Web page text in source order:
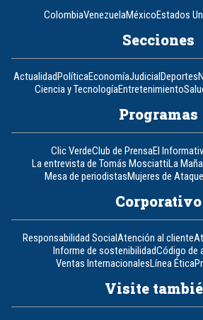
ColombiaVenezuelaMéxicoEstados
Secciones
ActualidadPolíticaEconomíaJudicialDeportes
Ciencia y TecnologíaEntretenimiento
Programas
Clic VerdeClub de PrensaEl
La entrevista de Tomás MosciattiLa
Mesa de periodistasMujeres de Ataque
Corporativo
Responsabilidad SocialAtención al cliente
Informe de sostenibilidadCódigo de
Ventas InternacionalesLínea Ética
Visite